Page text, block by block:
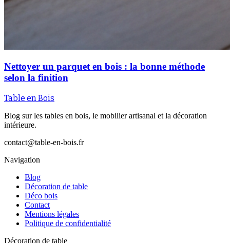
Nettoyer un parquet en bois : la bonne méthode
selon la finition
Table en Bois
Blog sur les tables en bois, le mobilier artisanal et la décoration
intérieure.
contact@table-en-bois.fr
Navigation
Blog
Décoration de table
Déco bois
Contact
Mentions légales
Politique de confidentialité
Décoration de table